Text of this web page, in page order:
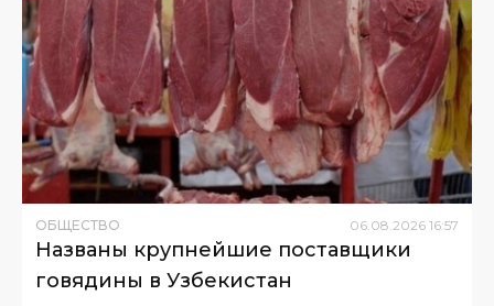
ОБЩЕСТВО 06.08.2026 16:57
Названы крупнейшие поставщики
говядины в Узбекистан